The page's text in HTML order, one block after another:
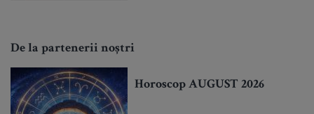
De la partenerii noștri
Horoscop AUGUST 2026